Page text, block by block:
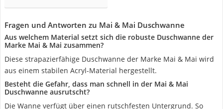
Fragen und Antworten zu Mai & Mai Duschwanne
Aus welchem Material setzt sich die robuste Duschwanne der
Marke Mai & Mai zusammen?
Diese strapazierfähige Duschwanne der Marke Mai & Mai wird
aus einem stabilen Acryl-Material hergestellt.
Besteht die Gefahr, dass man schnell in der Mai & Mai
Duschwanne ausrutscht?
Die Wanne verfügt über einen rutschfesten Untergrund. So